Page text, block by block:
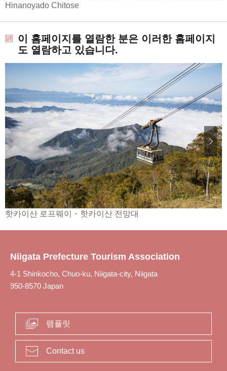
Hinanoyado Chitose
이 홈페이지를 열람한 분은 이러한 홈페이지
도 열람하고 있습니다.
핫카이산 로프웨이・핫카이산 전망대
Niigata Prefecture Tourism Association
4-1 Shinkocho, Chuo-ku, Niigata-city, Niigata
950-8570 Japan
팸플릿
Contact us